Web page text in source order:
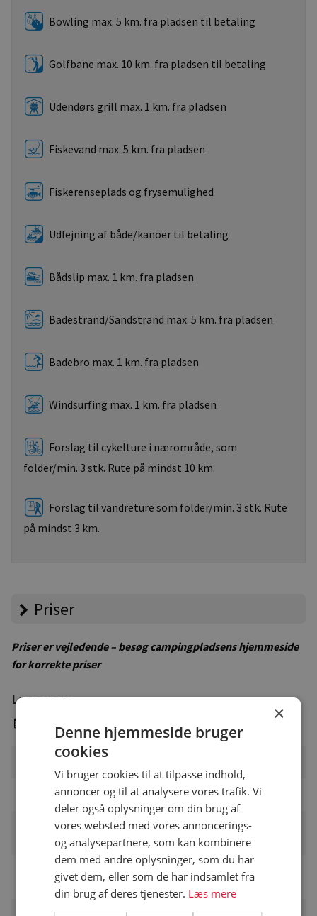
Bowling max. 5 km. fra pladsen til betaling
Golfbane max. 10 km. fra pladsen til betaling
Udendørs grill max. 1 km. fra pladsen
Fiskevand max. 5 km. fra pladsen
Fiskerenseplads og frysemulighed
Udlejning af både/kanoer til betaling
Bådslip max. 1 km. fra pladsen
Badestrand/Sandstrand max. 5 km. fra pladsen
Badebro max. 1 km. fra pladsen
Windsurfing max. 1 km. fra pladsen
Forslag til cykelture i nærområde, som
folder/min. 3 stk. Rute på mindst 10 km.
Forslag til vandreture som folder/min. 3 stk. Rute
på mindst 3 km.
Priser
Priser er vejledende – besøg campingpladsens hjemmeside
for korrekte priser
Lavsæson
Voksen pr. nat DKK
Familie pr. nat (2 voksne og 2
DKK
Pris pr. barn pr. nat i
aldersgruppen (2-11)
DKK
×
Denne hjemmeside bruger
cookies
Vi bruger cookies til at tilpasse indhold,
annoncer og til at analysere vores trafik. Vi
deler også oplysninger om din brug af
vores websted med vores annoncerings-
og analysepartnere, som kan kombinere
dem med andre oplysninger, som du har
givet dem, eller som de har indsamlet fra
din brug af deres tjenester. Læs mere